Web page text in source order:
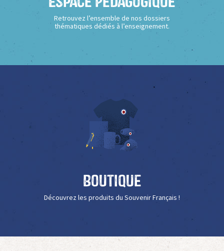
Retrouvez l’ensemble de nos dossiers
thématiques dédiés à l’enseignement.
Boutique
Découvrez les produits du Souvenir Français !